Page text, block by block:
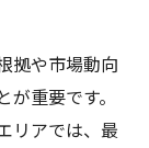
拠や市場動向
重要です。
リアでは、最